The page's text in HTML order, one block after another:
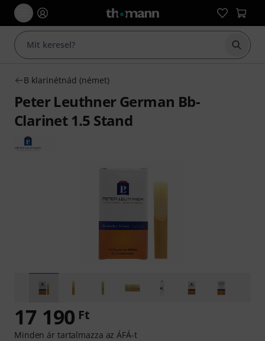
B klarinétnád (német)
Peter Leuthner German Bb-
Clarinet 1.5 Stand
17 190 Ft
Minden ár tartalmazza az ÁFÁ-t